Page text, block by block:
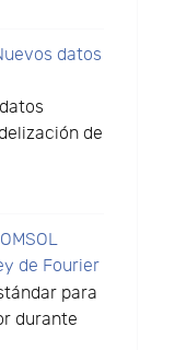
datos
de
de Fourier
para
durante